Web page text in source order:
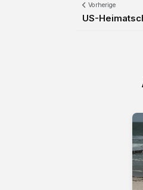
Vorherige
US-